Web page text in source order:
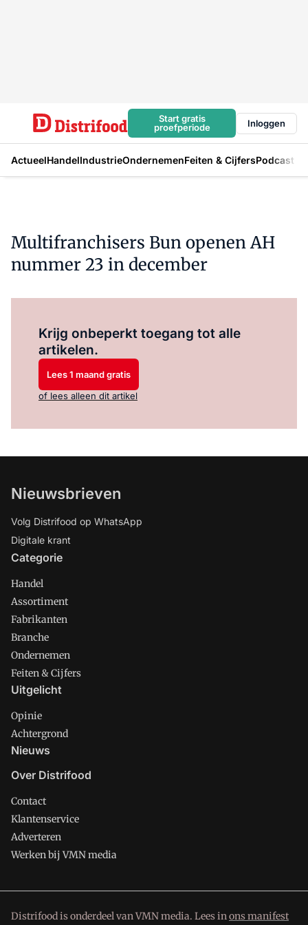
Start gratis
proefperiode
Inloggen
ActueelHandelIndustrieOndernemenFeiten & CijfersPodcast
Multifranchisers Bun openen AH
nummer 23 in december
Krijg onbeperkt toegang tot alle
artikelen.
Lees 1 maand gratis
of lees alleen dit artikel
Nieuwsbrieven
Volg Distrifood op WhatsApp
Digitale krant
Categorie
Handel
Assortiment
Fabrikanten
Branche
Ondernemen
Feiten & Cijfers
Uitgelicht
Opinie
Achtergrond
Nieuws
Over Distrifood
Contact
Klantenservice
Adverteren
Werken bij VMN media
Distrifood is onderdeel van VMN media. Lees inons manifest